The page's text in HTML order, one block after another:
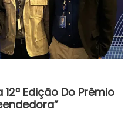
Edição Do Prêmio